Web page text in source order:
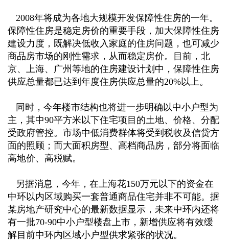
2008年将成为各地大规模开发保障性住房的一年。
保障性住房是稳定房价的重要手段，加大保障性住房
建设力度，既解决低收入家庭的住房问题，也可减少
商品房市场的刚性需求，从而稳定房价。目前，北
京、上海、广州等地的住房建设计划中，保障性住房
供应总量都已达到年度住房供应总量的20%以上。
同时，今年楼市结构也将进一步明确以中小户型为
主，其中90平方米以下住宅项目的土地、价格、分配
受政府管控。市场中低消费群体将受到税收及信贷方
面的照顾；而大面积房型、高档商品房，部分将面临
高地价、高税赋。
另据消息，今年，在上海花150万元以下的资金在
中环以内区域购买一套普通商品住宅并非不可能。据
某房地产研究中心的最新数据显示，未来中环内还将
有一批70-90中小户型楼盘上市，新增供应将有效缓
解目前中环内区域小户型供求紧张的状况。